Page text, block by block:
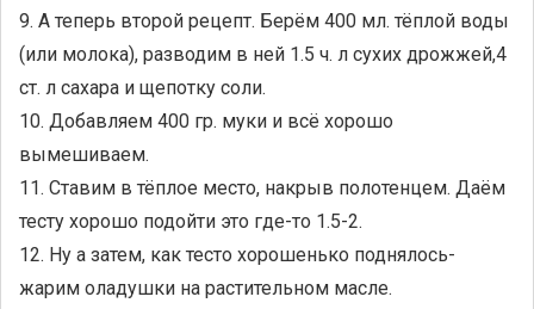
9. А теперь второй рецепт. Берём 400 мл. тёплой воды
(или молока), разводим в ней 1.5 ч. л сухих дрожжей,4
ст. л сахара и щепотку соли.
10. Добавляем 400 гр. муки и всё хорошо
вымешиваем.
11. Ставим в тёплое место, накрыв полотенцем. Даём
тесту хорошо подойти это где-то 1.5-2.
12. Ну а затем, как тесто хорошенько поднялось-
жарим оладушки на растительном масле.